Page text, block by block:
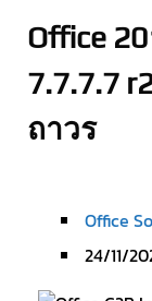
Office
7.7.7.7
ถาวร
Office
24/11/